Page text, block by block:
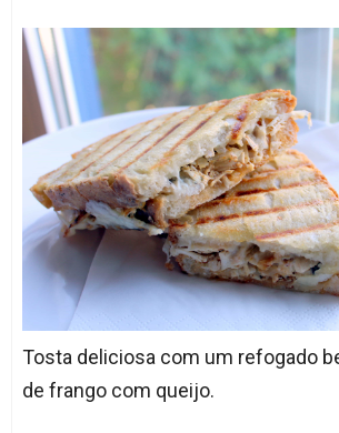
Tosta deliciosa com um refogado
de frango com queijo.